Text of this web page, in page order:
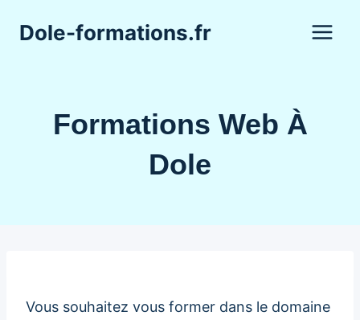
Dole-formations.fr
Formations Web À
Dole
Vous souhaitez vous former dans le domaine